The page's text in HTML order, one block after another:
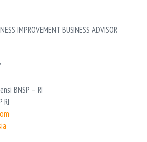
IMPROVEMENT BUSINESS ADVISOR
BNSP – RI
RI